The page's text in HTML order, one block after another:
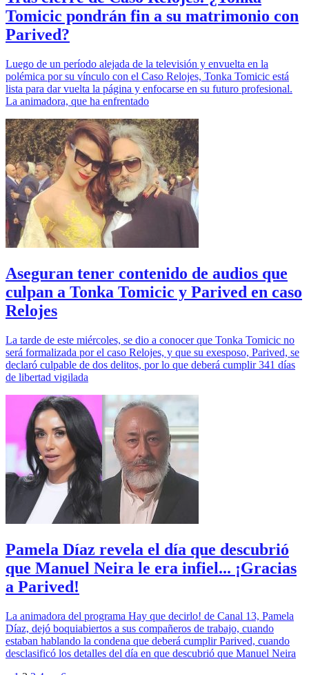
Tomicic pondrán fin a su matrimonio con
Parived?
Luego de un período alejada de la televisión y envuelta en la
polémica por su vínculo con el Caso Relojes, Tonka Tomicic está
lista para dar vuelta la página y enfocarse en su futuro profesional.
La animadora, que ha enfrentado
Aseguran tener contenido de audios que
culpan a Tonka Tomicic y Parived en caso
Relojes
La tarde de este miércoles, se dio a conocer que Tonka Tomicic no
será formalizada por el caso Relojes, y que su exesposo, Parived, se
declaró culpable de dos delitos, por lo que deberá cumplir 341 días
de libertad vigilada
Pamela Díaz revela el día que descubrió
que Manuel Neira le era infiel... ¡Gracias
a Parived!
La animadora del programa Hay que decirlo! de Canal 13, Pamela
Díaz, dejó boquiabiertos a sus compañeros de trabajo, cuando
estaban hablando la condena que deberá cumplir Parived, cuando
desclasificó los detalles del día en que descubrió que Manuel Neira